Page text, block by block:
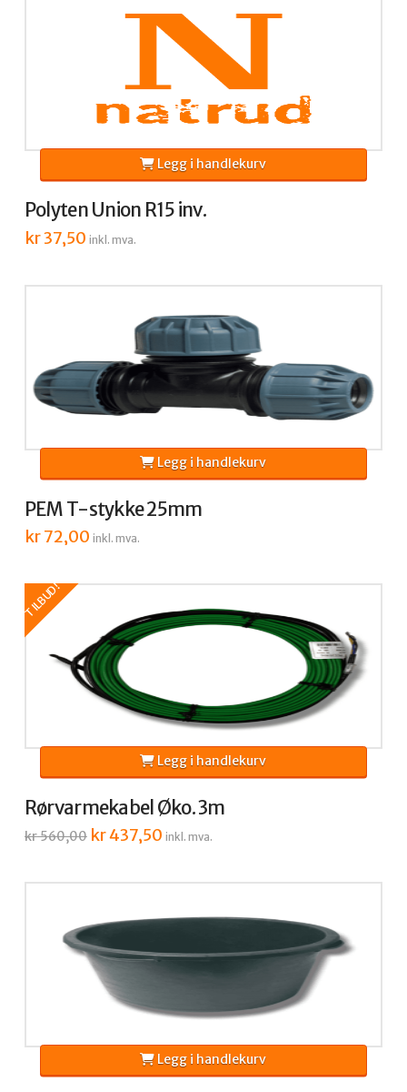
Polyten Union R15 inv.
kr37,50 inkl. mva.
Legg i handlekurv
PEM T-stykke 25mm
kr72,00 inkl. mva.
Legg i handlekurv
TILBUD!
Rørvarmekabel Øko. 3m
kr560,00 Opprinnelig
pris
kr437,50Nåværende
pris
inkl. mva.
Legg i handlekurv
Legg i handlekurv